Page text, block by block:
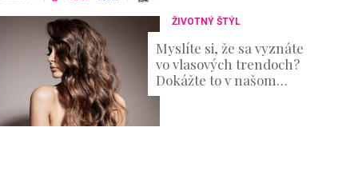
ŽIVOTNÝ ŠTÝL
Myslíte si, že sa vyznáte
vo vlasových trendoch?
Dokážte to v našom
KVÍZE!